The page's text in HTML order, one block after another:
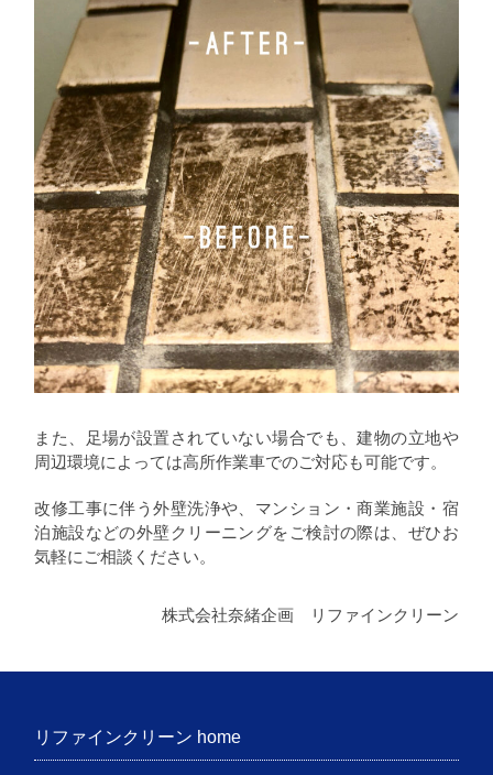
また、足場が設置されていない場合でも、建物の立地や
周辺環境によっては高所作業車でのご対応も可能です。
改修工事に伴う外壁洗浄や、マンション・商業施設・宿
泊施設などの外壁クリーニングをご検討の際は、ぜひお
気軽にご相談ください。
株式会社奈緒企画 リファインクリーン
リファインクリーン home